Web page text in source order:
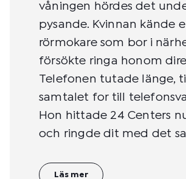
våningen hördes det
pysande. Kvinnan kände
rörmokare som bor i
försökte ringa honom
Telefonen tutade länge,
samtalet for till
Hon hittade 24 Centers
och ringde dit med det
Läs mer